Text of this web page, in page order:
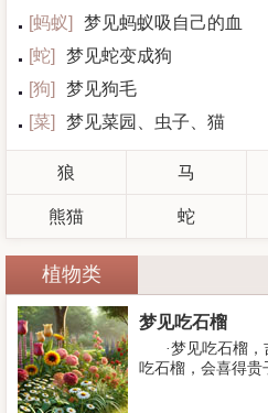
[蚂蚁]
梦见蚂蚁吸自己的血
[蛇]
梦见蛇变成狗
[狗]
梦见狗毛
[菜] 梦见菜园、虫子、猫
狼 马
熊猫 蛇
植物类
梦见吃石榴
·梦见吃石榴
吃石榴，会喜得贵